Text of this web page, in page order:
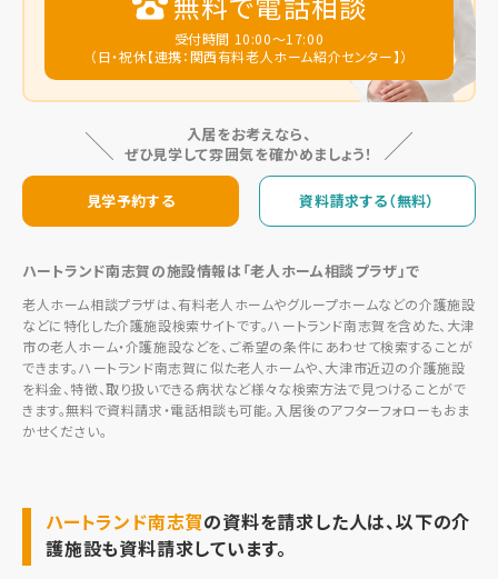
受付時間 10:00～17:00
（日・祝休【連携：関西有料老人ホーム紹介センター】）
入居をお考えなら、
ぜひ見学して雰囲気を確かめましょう！
見学予約する 資料請求する（無料）
ハートランド南志賀の施設情報は「老人ホーム相談プラザ」で
老人ホーム相談プラザは、有料老人ホームやグループホームなどの介護施設
などに特化した介護施設検索サイトです。ハートランド南志賀を含めた、大津
市の老人ホーム・介護施設などを、ご希望の条件にあわせて検索することが
できます。ハートランド南志賀に似た老人ホームや、大津市近辺の介護施設
を料金、特徴、取り扱いできる病状など様々な検索方法で見つけることがで
きます。無料で資料請求・電話相談も可能。入居後のアフターフォローもおま
かせください。
ハートランド南志賀の資料を請求した人は、以下の介
護施設も資料請求しています。